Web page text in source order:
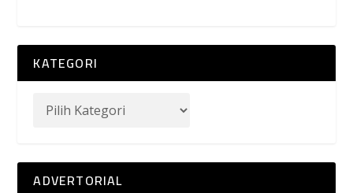
KATEGORI
ADVERTORIAL